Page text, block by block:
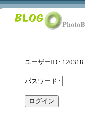
ユーザーID : 120318
パスワード :